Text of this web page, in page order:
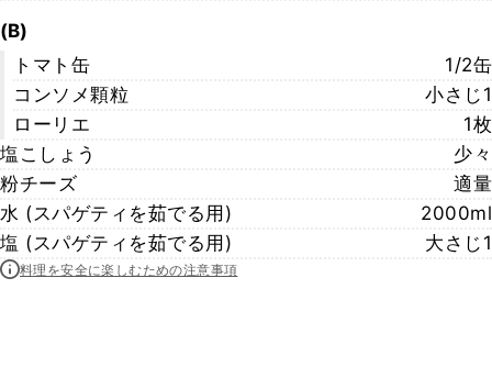
(B)
トマト缶
1/2缶
コンソメ顆粒
小さじ1
ローリエ
1枚
塩こしょう
少々
粉チーズ
適量
水 (スパゲティを茹でる用)
2000ml
塩 (スパゲティを茹でる用)
大さじ1
料理を安全に楽しむための注意事項